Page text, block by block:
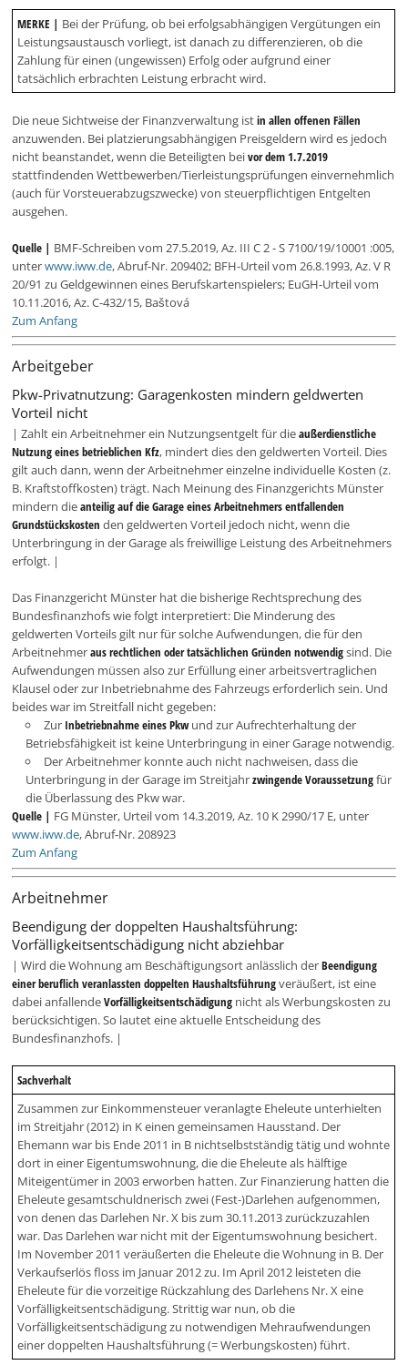
MERKE | Bei der Prüfung, ob bei erfolgsabhängigen Vergütungen ein
Leistungsaustausch vorliegt, ist danach zu differenzieren, ob die
Zahlung für einen (ungewissen) Erfolg oder aufgrund einer
tatsächlich erbrachten Leistung erbracht wird.
Die neue Sichtweise der Finanzverwaltung istin allen offenen Fällen
anzuwenden. Bei platzierungsabhängigen Preisgeldern wird es jedoch
nicht beanstandet, wenn die Beteiligten beivor dem 1.7.2019
stattfindenden Wettbewerben/Tierleistungsprüfungen einvernehmlich
(auch für Vorsteuerabzugszwecke) von steuerpflichtigen Entgelten
ausgehen.
Quelle | BMF-Schreiben vom 27.5.2019, Az. III C 2 - S 7100/19/10001 :005,
unterwww.iww.de, Abruf-Nr. 209402; BFH-Urteil vom 26.8.1993, Az. V R
20/91 zu Geldgewinnen eines Berufskartenspielers; EuGH-Urteil vom
10.11.2016, Az. C-432/15, Baštová
Zum Anfang
Arbeitgeber
Pkw-Privatnutzung: Garagenkosten mindern geldwerten
Vorteil nicht
| Zahlt ein Arbeitnehmer ein Nutzungsentgelt für dieaußerdienstliche
Nutzung eines betrieblichen Kfz, mindert dies den geldwerten Vorteil. Dies
gilt auch dann, wenn der Arbeitnehmer einzelne individuelle Kosten (z.
B. Kraftstoffkosten) trägt. Nach Meinung des Finanzgerichts Münster
mindern dieanteilig auf die Garage eines Arbeitnehmers entfallenden
Grundstückskosten den geldwerten Vorteil jedoch nicht, wenn die
Unterbringung in der Garage als freiwillige Leistung des Arbeitnehmers
erfolgt. |
Das Finanzgericht Münster hat die bisherige Rechtsprechung des
Bundesfinanzhofs wie folgt interpretiert: Die Minderung des
geldwerten Vorteils gilt nur für solche Aufwendungen, die für den
Arbeitnehmeraus rechtlichen oder tatsächlichen Gründen notwendigsind. Die
Aufwendungen müssen also zur Erfüllung einer arbeitsvertraglichen
Klausel oder zur Inbetriebnahme des Fahrzeugs erforderlich sein. Und
beides war im Streitfall nicht gegeben:
Zur Inbetriebnahme eines Pkwund zur Aufrechterhaltung der
Betriebsfähigkeit ist keine Unterbringung in einer Garage notwendig.
Der Arbeitnehmer konnte auch nicht nachweisen, dass die
Unterbringung in der Garage im Streitjahrzwingende Voraussetzungfür
die Überlassung des Pkw war.
Quelle | FG Münster, Urteil vom 14.3.2019, Az. 10 K 2990/17 E, unter
www.iww.de, Abruf-Nr. 208923
Zum Anfang
Arbeitnehmer
Beendigung der doppelten Haushaltsführung:
Vorfälligkeitsentschädigung nicht abziehbar
| Wird die Wohnung am Beschäftigungsort anlässlich derBeendigung
einer beruflich veranlassten doppelten Haushaltsführungveräußert, ist eine
dabei anfallendeVorfälligkeitsentschädigung nicht als Werbungskosten zu
berücksichtigen. So lautet eine aktuelle Entscheidung des
Bundesfinanzhofs. |
Sachverhalt
Zusammen zur Einkommensteuer veranlagte Eheleute unterhielten
im Streitjahr (2012) in K einen gemeinsamen Hausstand. Der
Ehemann war bis Ende 2011 in B nichtselbstständig tätig und wohnte
dort in einer Eigentumswohnung, die die Eheleute als hälftige
Miteigentümer in 2003 erworben hatten. Zur Finanzierung hatten die
Eheleute gesamtschuldnerisch zwei (Fest-)Darlehen aufgenommen,
von denen das Darlehen Nr. X bis zum 30.11.2013 zurückzuzahlen
war. Das Darlehen war nicht mit der Eigentumswohnung besichert.
Im November 2011 veräußerten die Eheleute die Wohnung in B. Der
Verkaufserlös floss im Januar 2012 zu. Im April 2012 leisteten die
Eheleute für die vorzeitige Rückzahlung des Darlehens Nr. X eine
Vorfälligkeitsentschädigung. Strittig war nun, ob die
Vorfälligkeitsentschädigung zu notwendigen Mehraufwendungen
einer doppelten Haushaltsführung (= Werbungskosten) führt.